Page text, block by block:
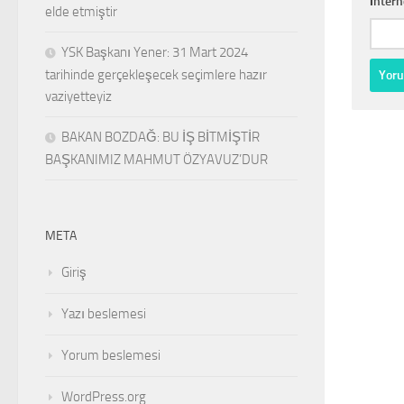
elde etmiştir
YSK Başkanı Yener: 31 Mart 2024
tarihinde gerçekleşecek seçimlere hazır
vaziyetteyiz
BAKAN BOZDAĞ: BU İŞ BİTMİŞTİR
BAŞKANIMIZ MAHMUT ÖZYAVUZ’DUR
META
Giriş
Yazı beslemesi
Yorum beslemesi
WordPress.org